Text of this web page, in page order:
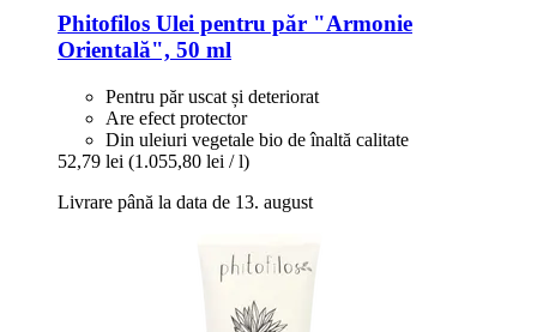
Phitofilos Ulei pentru păr "Armonie
Orientală", 50 ml
Pentru păr uscat și deteriorat
Are efect protector
Din uleiuri vegetale bio de înaltă calitate
52,79 lei (1.055,80 lei / l)
Livrare până la data de 13. august